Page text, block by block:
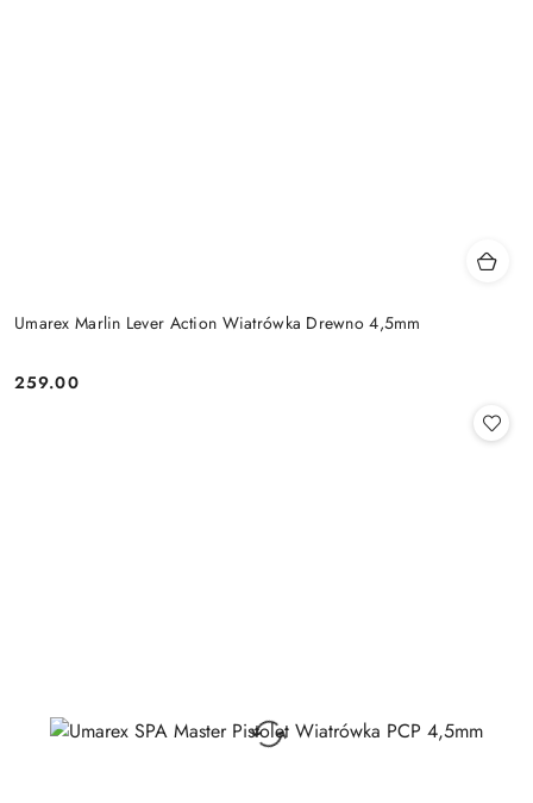
Umarex Marlin Lever Action Wiatrówka Drewno 4,5mm
Cena:
259.00